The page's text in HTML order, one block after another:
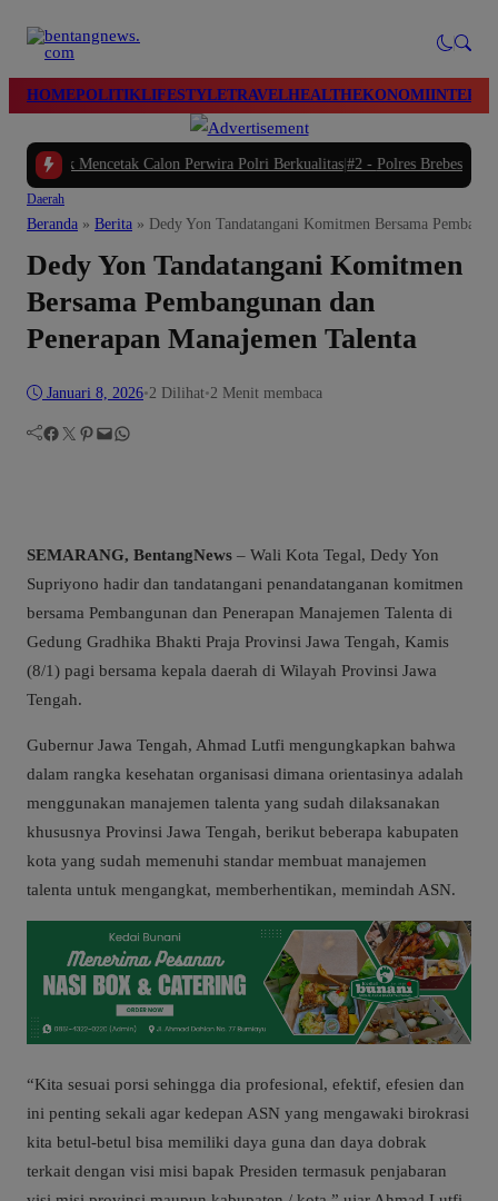
HOMEPOLITIKLIFESTYLETRAVELHEALTHEKONOMI
Calon Perwira Polri Berkualitas|#2 -Polres Brebes Dalami Penyebab
Daerah
Beranda » Berita » Dedy Yon Tandatangani Komitmen Bersama
Dedy Yon Tandatangani Komitmen
Bersama Pembangunan dan
Penerapan Manajemen Talenta
Januari 8, 2026•2 Dilihat•2 Menit membaca
Facebook Twitter Pinterest Mail WhatsApp
SEMARANG, BentangNews – Wali Kota Tegal, Dedy Yon
Supriyono hadir dan tandatangani penandatanganan komitmen
bersama Pembangunan dan Penerapan Manajemen Talenta di
Gedung Gradhika Bhakti Praja Provinsi Jawa Tengah, Kamis
(8/1) pagi bersama kepala daerah di Wilayah Provinsi Jawa
Tengah.
Gubernur Jawa Tengah, Ahmad Lutfi mengungkapkan bahwa
dalam rangka kesehatan organisasi dimana orientasinya adalah
menggunakan manajemen talenta yang sudah dilaksanakan
khususnya Provinsi Jawa Tengah, berikut beberapa kabupaten
kota yang sudah memenuhi standar membuat manajemen
talenta untuk mengangkat, memberhentikan, memindah ASN.
“Kita sesuai porsi sehingga dia profesional, efektif, efesien dan
ini penting sekali agar kedepan ASN yang mengawaki birokrasi
kita betul-betul bisa memiliki daya guna dan daya dobrak
terkait dengan visi misi bapak Presiden termasuk penjabaran